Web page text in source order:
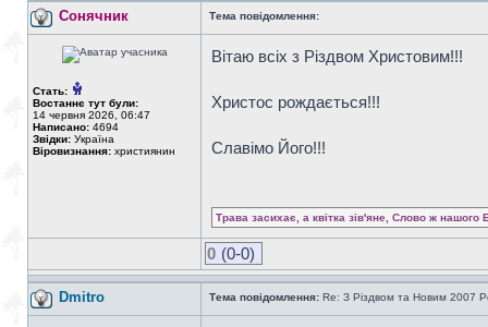
Сонячник Тема повідомлення:
Стать:
Востаннє тут були:
14 червня 2026, 06:47
Написано: 4694
Звідки: Україна
Віровизнання: християнин
Вітаю всіх з Різдвом Христовим!!!
Христос рождається!!!
Славімо Його!!!
Трава засихає, а квітка зів'яне, Слово ж нашого
0 (0-0)
Dmitro Тема повідомлення: Re: З Різдвом та Новим 2007